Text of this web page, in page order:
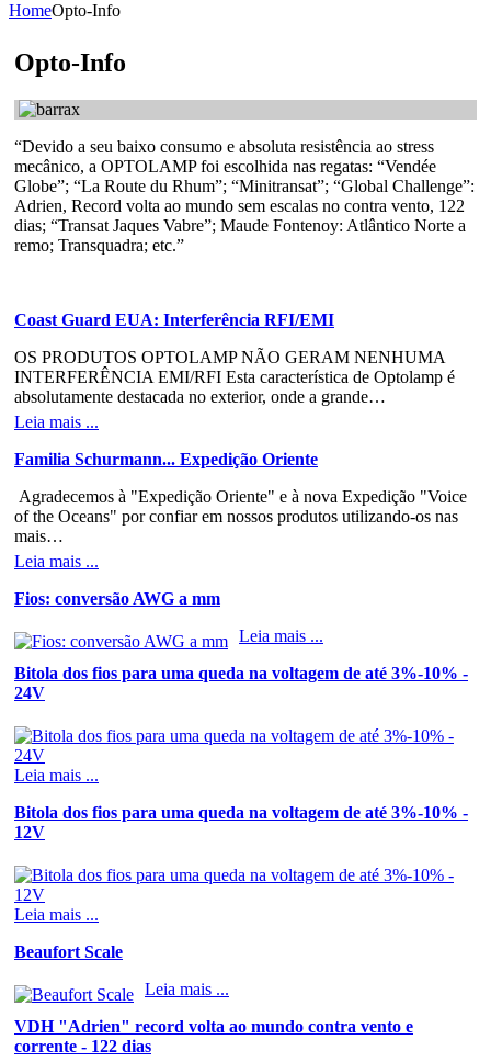
HomeOpto-Info
Opto-Info
“Devido a seu baixo consumo e absoluta resistência ao stress
mecânico, a OPTOLAMP foi escolhida nas regatas: “Vendée
Globe”; “La Route du Rhum”; “Minitransat”; “Global Challenge”:
Adrien, Record volta ao mundo sem escalas no contra vento, 122
dias; “Transat Jaques Vabre”; Maude Fontenoy: Atlântico Norte a
remo; Transquadra; etc.”
Coast Guard EUA: Interferência RFI/EMI
OS PRODUTOS OPTOLAMP NÃO GERAM NENHUMA
INTERFERÊNCIA EMI/RFI Esta característica de Optolamp é
absolutamente destacada no exterior, onde a grande…
Leia mais ...
Familia Schurmann... Expedição Oriente
Agradecemos à "Expedição Oriente" e à nova Expedição "Voice
of the Oceans" por confiar em nossos produtos utilizando-os nas
mais…
Leia mais ...
Fios: conversão AWG a mm
Leia mais ...
Bitola dos fios para uma queda na voltagem de até 3%-10% -
24V
Leia mais ...
Bitola dos fios para uma queda na voltagem de até 3%-10% -
12V
Leia mais ...
Beaufort Scale
Leia mais ...
VDH "Adrien" record volta ao mundo contra vento e
corrente - 122 dias